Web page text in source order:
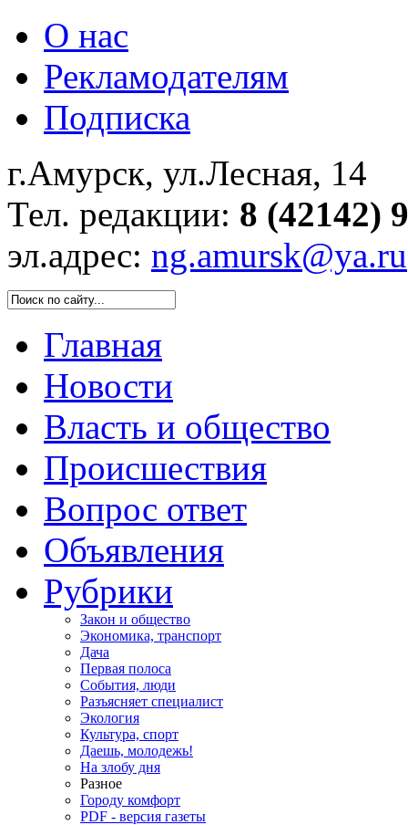
О нас
Рекламодателям
Подписка
г.Амурск, ул.Лесная, 14
Тел. редакции: 8 (42142)
эл.адрес: ng.amursk@ya.ru
Главная
Новости
Власть и общество
Происшествия
Вопрос ответ
Объявления
Рубрики
Закон и общество
Экономика, транспорт
Дача
Первая полоса
События, люди
Разъясняет специалист
Экология
Культура, спорт
Даешь, молодежь!
На злобу дня
Разное
Городу комфорт
PDF - версия газеты